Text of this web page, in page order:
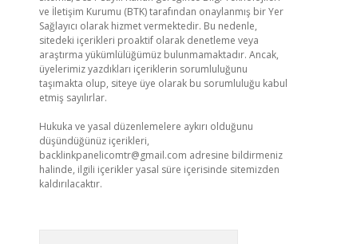
ve İletişim Kurumu (BTK) tarafından onaylanmış bir Yer
Sağlayıcı olarak hizmet vermektedir. Bu nedenle,
sitedeki içerikleri proaktif olarak denetleme veya
araştırma yükümlülüğümüz bulunmamaktadır. Ancak,
üyelerimiz yazdıkları içeriklerin sorumluluğunu
taşımakta olup, siteye üye olarak bu sorumluluğu kabul
etmiş sayılırlar.
Hukuka ve yasal düzenlemelere aykırı olduğunu
düşündüğünüz içerikleri,
backlinkpanelicomtr@gmail.com adresine bildirmeniz
halinde, ilgili içerikler yasal süre içerisinde sitemizden
kaldırılacaktır.